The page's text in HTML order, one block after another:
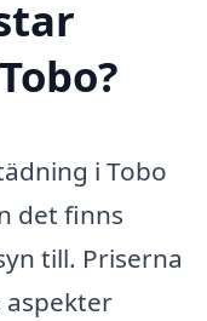
i Tobo
det finns
till. Priserna